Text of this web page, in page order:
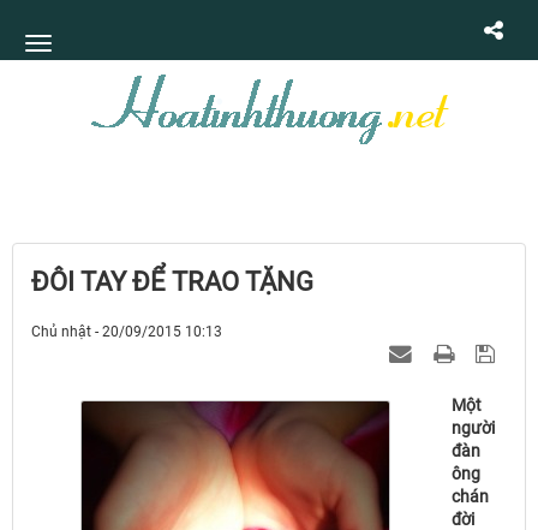
ĐÔI TAY ĐỂ TRAO TẶNG
Chủ nhật - 20/09/2015 10:13
Một
người
đàn
ông
chán
đời